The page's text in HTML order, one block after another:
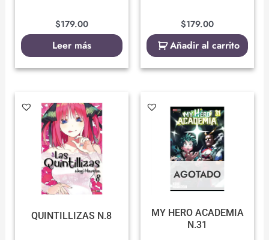
$179.00
Leer más
$179.00
Añadir al carrito
QUINTILLIZAS N.8
AGOTADO
MY HERO ACADEMIA
N.31